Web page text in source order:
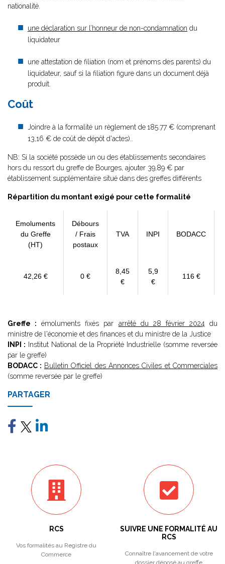
nationalité.
une déclaration sur l’honneur de non-condamnation du
liquidateur
une attestation de filiation (nom et prénoms des parents) du
liquidateur, sauf si la filiation figure dans un document déjà
produit.
Coût
Joindre à la formalité un règlement de185.77 € (comprenant
13,16 € de coût de dépôt d'actes)..
NB: Si la société possède un ou des établissements secondaires
hors du ressort du greffe de Bourges, ajouter 39,89 € par
établissement supplémentaire situé dans des greffes différents
Répartition du montant exigé pour cette formalité
Emoluments
du Greffe
(HT)
Débours
/ Frais
postaux
TVA INPI BODACC
42,26 € 0 €
8,45
€
5,9
€
116 €
Greffe : émoluments fixés par arrêté du 28 février 2024 du
ministre de l'économie et des finances et du ministre de la Justice
INPI : Institut National de la Propriété Industrielle (somme reversée
par le greffe)
BODACC : Bulletin Officiel des Annonces Civiles et Commerciales
(somme reversée par le greffe)
PARTAGER
RCS
Vos formalités au Registre du
Commerce
SUIVRE UNE FORMALITÉ AU
RCS
Connaître l'avancement de votre
dossier déposé au greffe